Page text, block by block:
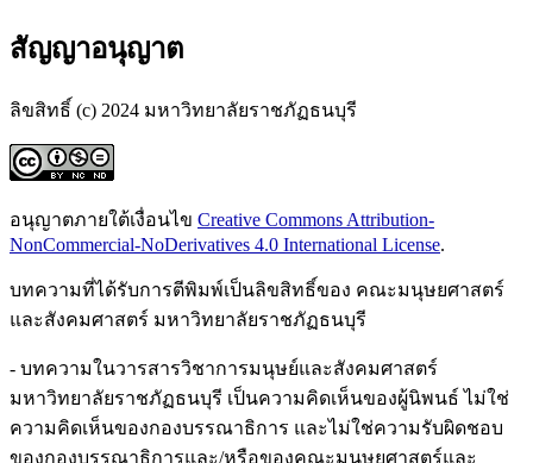
สัญญาอนุญาต
ลิขสิทธิ์ (c) 2024 มหาวิทยาลัยราชภัฏธนบุรี
อนุญาตภายใต้เงื่อนไข Creative Commons Attribution-
NonCommercial-NoDerivatives 4.0 International License.
บทความที่ได้รับการตีพิมพ์เป็นลิขสิทธิ์ของ คณะมนุษยศาสตร์
และสังคมศาสตร์ มหาวิทยาลัยราชภัฏธนบุรี
- บทความในวารสารวิชาการมนุษย์และสังคมศาสตร์
มหาวิทยาลัยราชภัฏธนบุรี เป็นความคิดเห็นของผู้นิพนธ์ ไม่ใช่
ความคิดเห็นของกองบรรณาธิการ และไม่ใช่ความรับผิดชอบ
ของกองบรรณาธิการและ/หรือของคณะมนุษยศาสตร์และ